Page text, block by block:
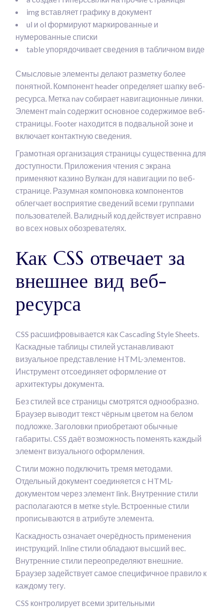
img вставляет графику в документ
ul и ol формируют маркированные и
нумерованные списки
table упорядочивает сведения в табличном виде
Смысловые элементы делают разметку более
понятной. Компонент header определяет шапку веб-
ресурса. Метка nav собирает навигационные линки.
Элемент main содержит основное содержимое веб-
страницы. Footer находится в подвальной зоне и
включает контактную сведения.
Грамотная организация страницы существенна для
доступности. Приложения чтения с экрана
применяют казино Вулкан для навигации по веб-
странице. Разумная компоновка компонентов
облегчает восприятие сведений всеми группами
пользователей. Валидный код действует исправно
во всех новых обозревателях.
Как CSS отвечает за
внешнее вид веб-
ресурса
CSS расшифровывается как Cascading Style Sheets.
Каскадные таблицы стилей устанавливают
визуальное представление HTML-элементов.
Инструмент отсоединяет оформление от
архитектуры документа.
Без стилей все страницы смотрятся однообразно.
Браузер выводит текст чёрным цветом на белом
подложке. Заголовки приобретают обычные
габариты. CSS даёт возможность поменять каждый
элемент визуального оформления.
Стили можно подключить тремя методами.
Отдельный документ соединяется с HTML-
документом через элемент link. Внутренние стили
располагаются в метке style. Встроенные стили
прописываются в атрибуте элемента.
Каскадность означает очерёдность применения
инструкций. Inline стили обладают высший вес.
Внутренние стили переопределяют внешние.
Браузер задействует самое специфичное правило к
каждому тегу.
CSS контролирует всеми зрительными